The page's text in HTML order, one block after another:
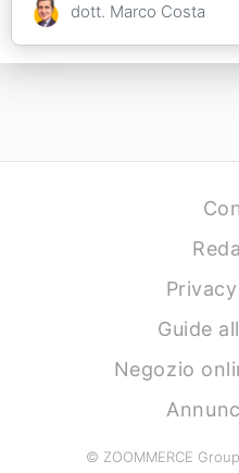
dott. Marco Costa
Guide
Negozio
© ZOOMMERCE